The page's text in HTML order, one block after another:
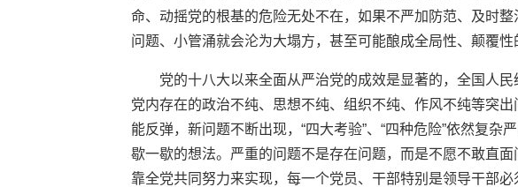
命、动摇党的根基的危险无处不在，如果不严加防范、及时
问题、小管涌就会沦为大塌方，甚至可能酿成全局性、颠覆性
党的十八大以来全面从严治党的成效是显著的，全国人
党内存在的政治不纯、思想不纯、组织不纯、作风不纯等突
能反弹，新问题不断出现，“四大考验”、“四种危险”依然复杂
歇一歇的想法。严重的问题不是存在问题，而是不愿不敢直
靠全党共同努力来实现，每一个党员、干部特别是领导干部